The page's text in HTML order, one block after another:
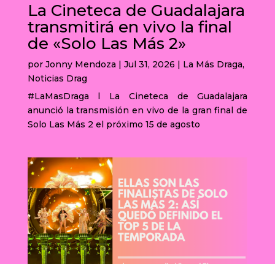
La Cineteca de Guadalajara
transmitirá en vivo la final
de «Solo Las Más 2»
por Jonny Mendoza | Jul 31, 2026 | La Más Draga,
Noticias Drag
#LaMasDraga l La Cineteca de Guadalajara
anunció la transmisión en vivo de la gran final de
Solo Las Más 2 el próximo 15 de agosto